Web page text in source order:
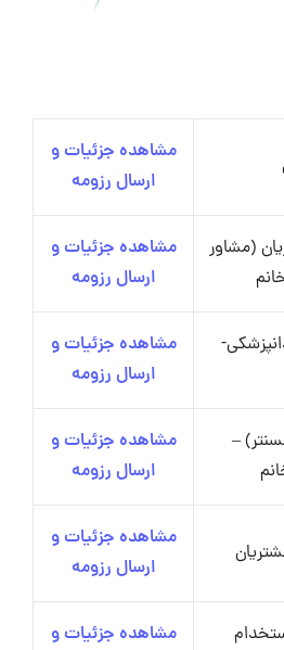
مشاهده جزئیات و
ارسال رزومه
(مشاور
مشاهده جزئیات و
ارسال رزومه
مشاهده جزئیات و
ارسال رزومه
–
مشاهده جزئیات و
ارسال رزومه
مشاهده جزئیات و
ارسال رزومه
مشاهده جزئیات و